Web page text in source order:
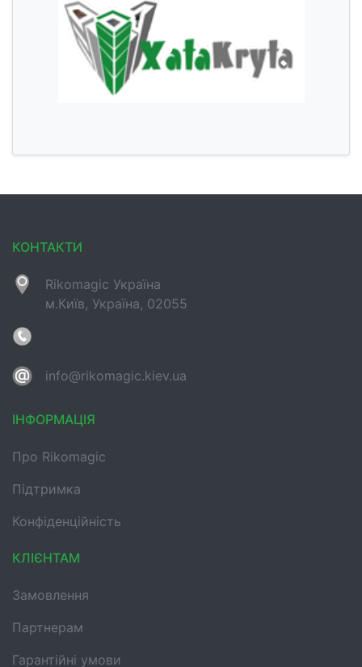
КОНТАКТИ
Rikomagic Україна
м.Київ, Україна, 02055
info@rikomagic.kiev.ua
ІНФОРМАЦІЯ
Про Rikomagic
Підтримка
Конфіденційність
КЛІЄНТАМ
Замовлення
Партнерам
Гарантійні умови